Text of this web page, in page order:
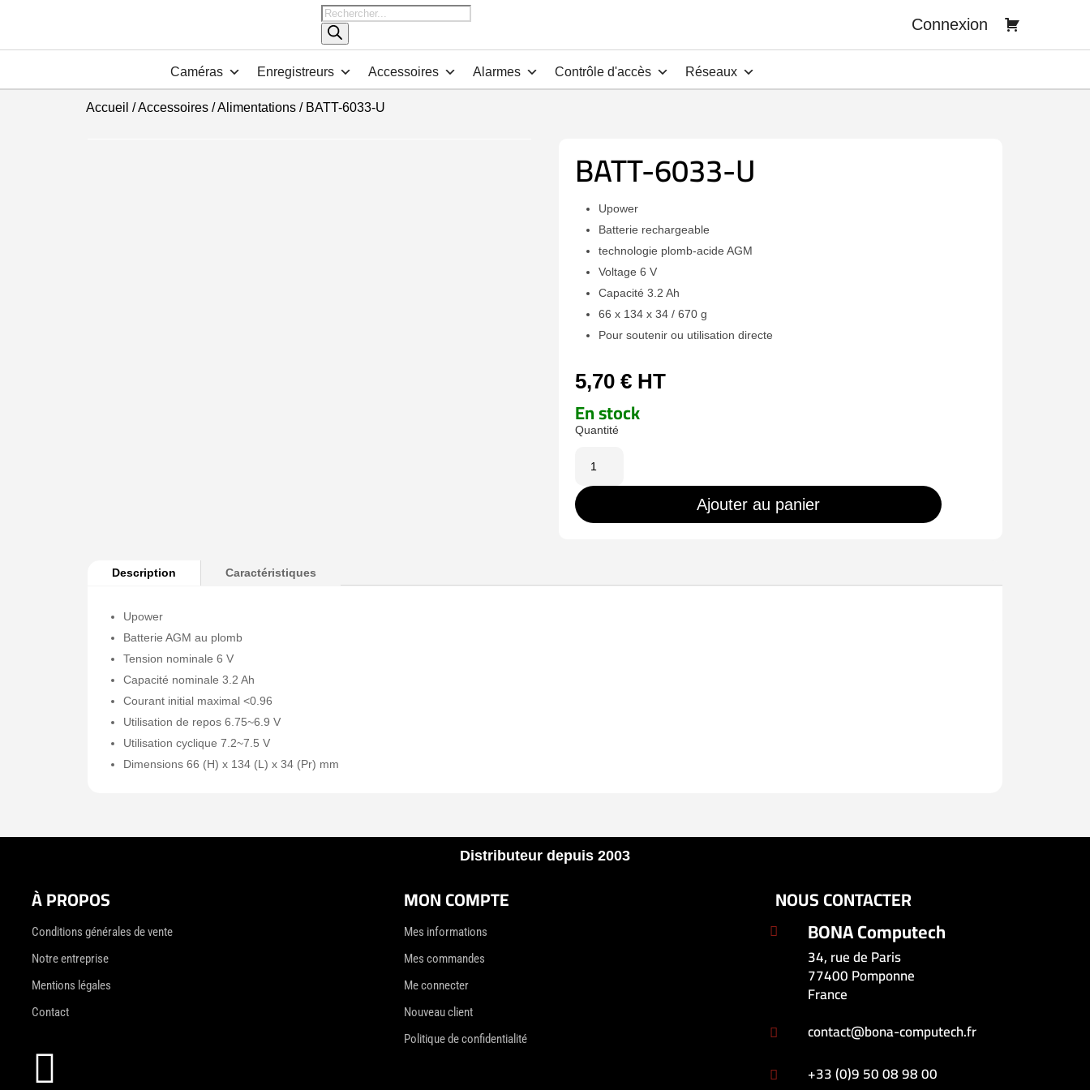
Recherche
de
produits
Connexion
Caméras Enregistreurs Accessoires Alarmes Contrôle d'accès Réseaux
Accueil /Accessoires/Alimentations/ BATT-6033-U
BATT-6033-U
Upower
Batterie rechargeable
technologie plomb-acide AGM
Voltage 6 V
Capacité 3.2 Ah
66 x 134 x 34 / 670 g
Pour soutenir ou utilisation directe
5,70 € HT
En stock
BATT-
6033-
Ajouter au panier
Description Caractéristiques
Upower
Batterie AGM au plomb
Tension nominale 6 V
Capacité nominale 3.2 Ah
Courant initial maximal <0.96
Utilisation de repos 6.75~6.9 V
Utilisation cyclique 7.2~7.5 V
Dimensions 66 (H) x 134 (L) x 34 (Pr) mm
Distributeur depuis 2003
À PROPOS
Conditions générales de vente
Notre entreprise
Mentions légales
Contact

MON COMPTE
Mes informations
Mes commandes
Me connecter
Nouveau client
Politique de confidentialité
NOUS CONTACTER
 BONA Computech
34, rue de Paris
77400 Pomponne
France
 contact@bona-computech.fr
 +33 (0)9 50 08 98 00